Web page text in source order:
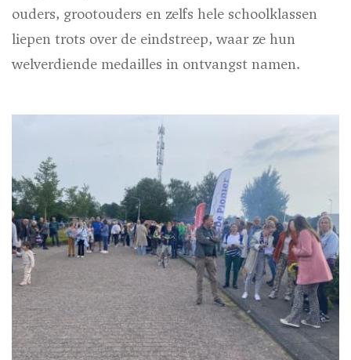
ouders, grootouders en zelfs hele schoolklassen
liepen trots over de eindstreep, waar ze hun
welverdiende medailles in ontvangst namen.